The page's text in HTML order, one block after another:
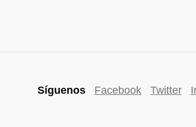
Síguenos Facebook Twitter